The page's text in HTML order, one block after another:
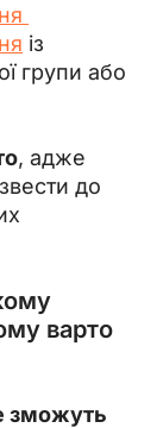
із
групи або
, адже
до
варто
зможуть